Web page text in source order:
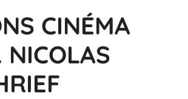
CINÉMA
NICOLAS